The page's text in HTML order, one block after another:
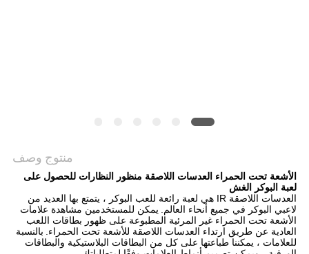
منتوج وصف
الأشعة تحت الحمراء العدسات اللاصقة منظور النظارات للحصول على
لعبة البوكر الغش
العدسات اللاصقة IR هي لعبة رائعة للعب البوكر ، يتمتع بها العديد من
لاعبي البوكر في جميع أنحاء العالم. يمكن للمستخدمين مشاهدة علامات
الأشعة تحت الحمراء غير المرئية المطبوعة على ظهور بطاقات اللعب
العادية عن طريق ارتداء العدسات اللاصقة للأشعة تحت الحمراء. بالنسبة
للعلامات ، يمكننا طباعتها على كل من البطاقات البلاستيكية والبطاقات